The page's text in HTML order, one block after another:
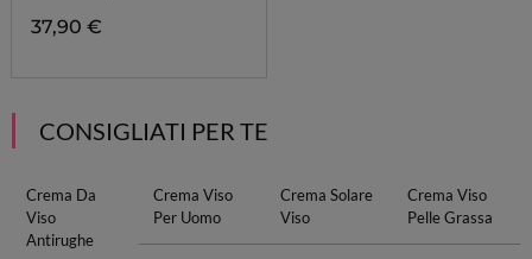
37,90 €
CONSIGLIATI PER TE
Crema Da
Viso
Antirughe
Crema Viso
Per Uomo
Crema Solare
Viso
Crema Viso
Pelle Grassa